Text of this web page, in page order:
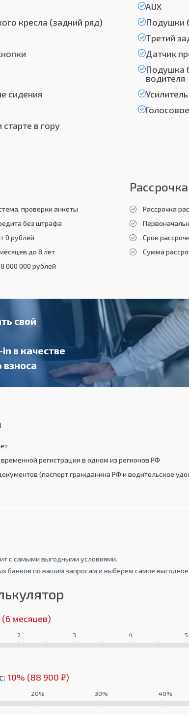
AUX
кресла (задний ряд)
Подушки
Третий
Датчик
Подушка
водителя
сидения
в гору
проверки анкеты
без штрафа
0 рублей
до 8 лет
000 000 рублей
Рассрочка
Рассрочка
Срок
Сумма
свой
в качестве
взноса
регистрации в одном из регионов РФ
(паспорт гражданина РФ и водительское
с самыми выгодными условиями.
банков по вашим запросам и выберем самое выгодное.
(6 месяцев)
2 3 4 5
10% (88 900 ₽)
20% 30% 40%